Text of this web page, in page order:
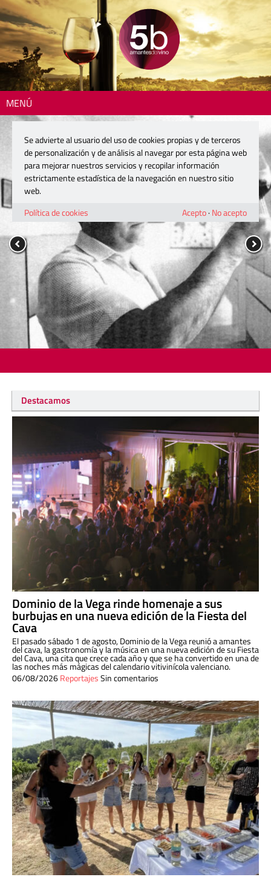
MENÚ
Destacamos
Dominio de la Vega rinde homenaje a sus
burbujas en una nueva edición de la Fiesta del
Cava
El pasado sábado 1 de agosto, Dominio de la Vega reunió a amantes
del cava, la gastronomía y la música en una nueva edición de su Fiesta
del Cava, una cita que crece cada año y que se ha convertido en una de
las noches más mágicas del calendario vitivinícola valenciano.
06/08/2026ReportajesSin comentarios
Se advierte al usuario del uso de cookies propias y de terceros
de personalización y de análisis al navegar por esta página web
para mejorar nuestros servicios y recopilar información
estrictamente estadística de la navegación en nuestro sitio
web.
Política de cookies
Acepto· No acepto